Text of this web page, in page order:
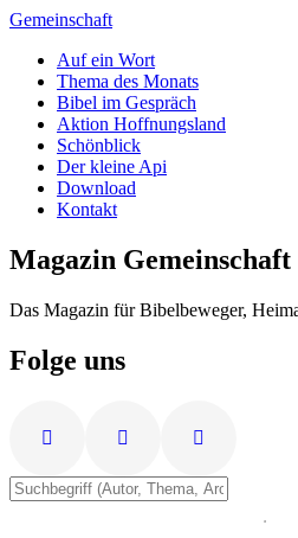
Zum
springen
Gemeinschaft
Auf ein Wort
Thema des Monats
Bibel im Gespräch
Aktion Hoffnungsland
Schönblick
Der kleine Api
Download
Kontakt
Magazin Gemeinschaft
Das Magazin für Bibelbeweger,
Folge uns